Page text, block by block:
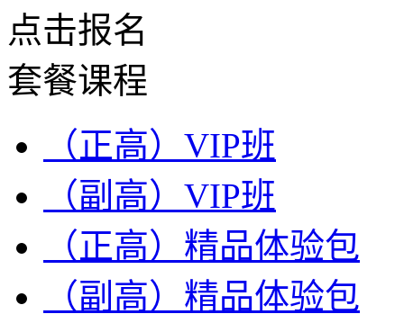
点击报名
套餐课程
（正高）VIP班
（副高）VIP班
（正高）精品体验包
（副高）精品体验包